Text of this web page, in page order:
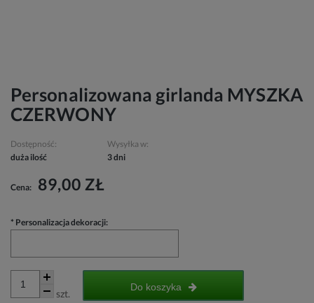
Personalizowana girlanda MYSZKA
CZERWONY
Dostępność:
duża ilość
Wysyłka w:
3 dni
Cena: 89,00 ZŁ
* Personalizacja dekoracji:
szt.
Do koszyka